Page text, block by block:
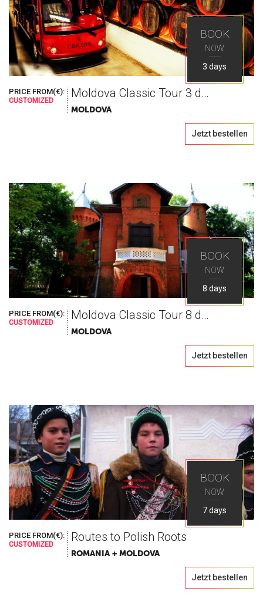
BOOK
NOW
3 days
PRICE FROM(€):
CUSTOMIZED
Moldova Classic Tour 3 days
MOLDOVA
Jetzt bestellen
BOOK
NOW
8 days
PRICE FROM(€):
CUSTOMIZED
Moldova Classic Tour 8 days
MOLDOVA
Jetzt bestellen
BOOK
NOW
7 days
PRICE FROM(€):
CUSTOMIZED
Routes to Polish Roots
ROMANIA + MOLDOVA
Jetzt bestellen